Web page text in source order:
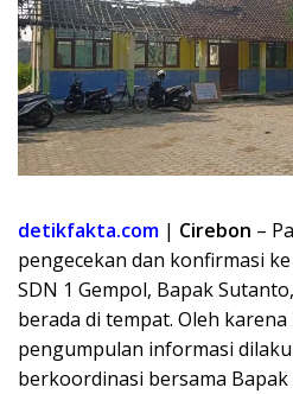
detikfakta.com | Cirebon –
pengecekan dan konfirmasi
SDN 1 Gempol, Bapak
berada di tempat. Oleh
pengumpulan informasi
berkoordinasi bersama